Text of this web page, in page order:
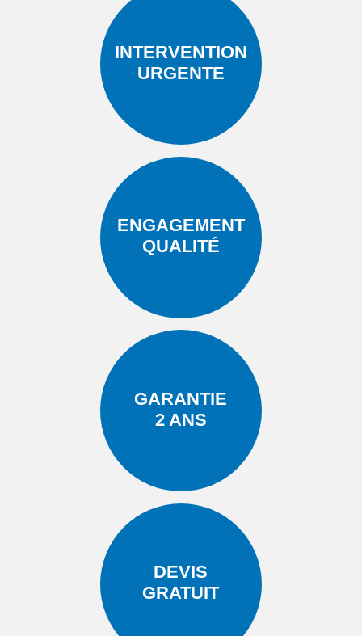
INTERVENTION
URGENTE
ENGAGEMENT
QUALITÉ
GARANTIE
2 ANS
DEVIS
GRATUIT